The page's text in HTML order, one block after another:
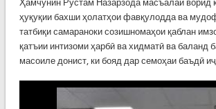
Ҳамчунин Рустам Назарзода масъалаи ворид
ҳуқуқии бахши ҳолатҳои фавқулодда ва
татбиқи самараноки созишномаҳои қаблан
қатъии интизоми ҳарбӣ ва хидматӣ ва
масоиле донист, ки бояд дар семоҳаи баъдӣ